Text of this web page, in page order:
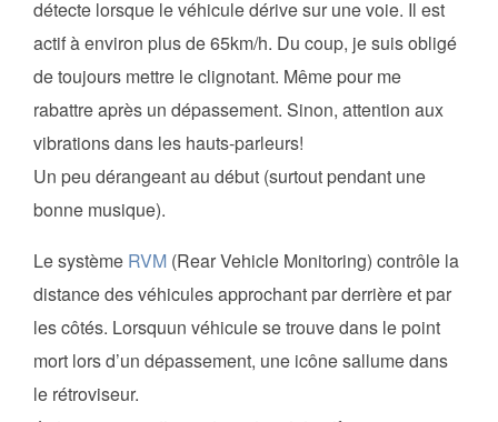
détecte lorsque le véhicule dérive sur une voie. Il est
actif à environ plus de 65km/h. Du coup, je suis obligé
de toujours mettre le clignotant. Même pour me
rabattre après un dépassement. Sinon, attention aux
vibrations dans les hauts-parleurs!
Un peu dérangeant au début (surtout pendant une
bonne musique).
Le système RVM (Rear Vehicle Monitoring) contrôle la
distance des véhicules approchant par derrière et par
les côtés. Lorsquun véhicule se trouve dans le point
mort lors d’un dépassement, une icône sallume dans
le rétroviseur.